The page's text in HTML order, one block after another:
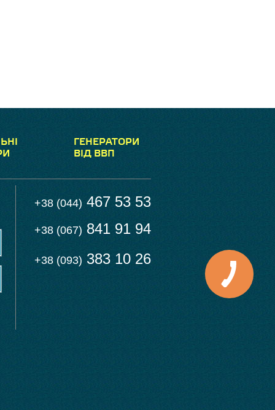
ГЕНЕРАТОРИ
ВІД ВВП
+38 (044) 467 53 53
+38 (067) 841 91 94
+38 (093) 383 10 26